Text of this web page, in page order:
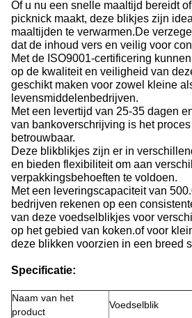
Of u nu een snelle maaltijd bereidt
picknick maakt, deze blikjes zijn
maaltijden te verwarmen.De
dat de inhoud vers en veilig voor
Met de ISO9001-certificering
op de kwaliteit en veiligheid van
geschikt maken voor zowel kleine
levensmiddelenbedrijven.
Met een levertijd van 25-35 dagen
van bankoverschrijving is het
betrouwbaar.
Deze blikblikjes zijn er in
en bieden flexibiliteit om aan
verpakkingsbehoeften te voldoen.
Met een leveringscapaciteit van
bedrijven rekenen op een
van deze voedselblikjes voor
op het gebied van koken.of voor
deze blikken voorzien in een breed
Specificatie:
Naam van het
product
Voedselblik